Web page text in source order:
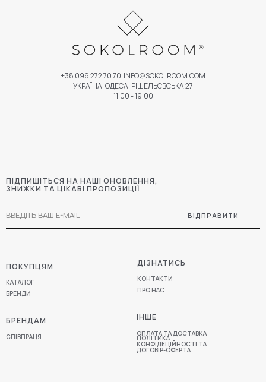
ВІДПРАВИТИ
ПІДПИШІТЬСЯ НА НАШІ ОНОВЛЕННЯ,
ЗНИЖКИ ТА ЦІКАВІ ПРОПОЗИЦІЇ
СПІВПРАЦЯ
БРЕНДАМ
ПРО НАС
ДІЗНАТИСЬ
КОНТАКТИ
ОПЛАТА ТА ДОСТАВКА
ПОЛІТИКА
КОНФІДЕЦІЙНОСТІ ТА
ДОГОВІР-ОФЕРТА
ІНШЕ
КАТАЛОГ
БРЕНДИ
ПОКУПЦЯМ
+38 096 272 70 70 INFO@SOKOLROOM.COM
УКРАЇНА, ОДЕСА, РІШЕЛЬЄВСЬКА 27
11:00 - 19:00